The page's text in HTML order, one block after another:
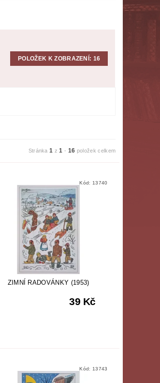
POLOŽEK K ZOBRAZENÍ: 16
Stránka1 z1 - 16 položek celkem
Kód: 13740
ZIMNÍ RADOVÁNKY (1953)
39 Kč
Kód: 13743